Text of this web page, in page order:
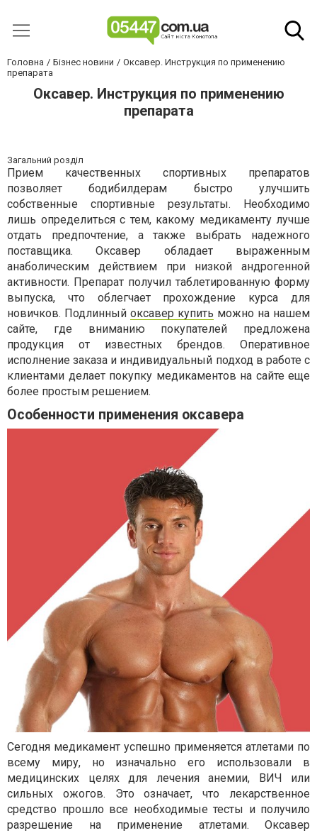
Головна Бізнес новини
Оксавер. Инструкция по применению
препарата
Оксавер. Инструкция по применению
препарата
Загальний розділ
Прием качественных спортивных препаратов
позволяет бодибилдерам быстро улучшить
собственные спортивные результаты. Необходимо
лишь определиться с тем, какому медикаменту лучше
отдать предпочтение, а также выбрать надежного
поставщика. Оксавер обладает выраженным
анаболическим действием при низкой андрогенной
активности. Препарат получил таблетированную форму
выпуска, что облегчает прохождение курса для
новичков. Подлинный оксавер купить можно на нашем
сайте, где вниманию покупателей предложена
продукция от известных брендов. Оперативное
исполнение заказа и индивидуальный подход в работе с
клиентами делает покупку медикаментов на сайте еще
более простым решением.
Особенности применения оксавера
Сегодня медикамент успешно применяется атлетами по
всему миру, но изначально его использовали в
медицинских целях для лечения анемии, ВИЧ или
сильных ожогов. Это означает, что лекарственное
средство прошло все необходимые тесты и получило
разрешение на применение атлетами. Оксавер